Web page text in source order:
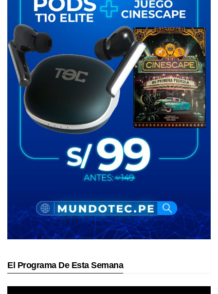
El Programa De Esta Semana